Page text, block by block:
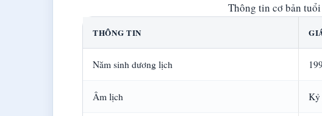
Thông tin cơ bản
THÔNG TIN
Năm sinh dương lịch
Âm lịch Kỷ